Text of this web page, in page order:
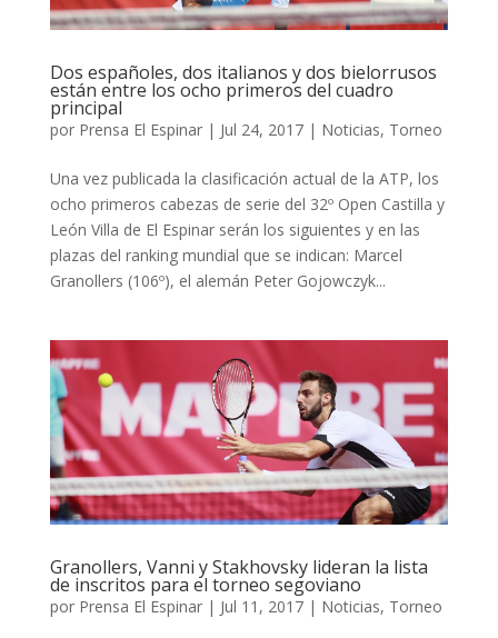
Dos españoles, dos italianos y dos bielorrusos
están entre los ocho primeros del cuadro
principal
por Prensa El Espinar| Jul 24, 2017| Noticias, Torneo
Una vez publicada la clasificación actual de la ATP, los
ocho primeros cabezas de serie del 32º Open Castilla y
León Villa de El Espinar serán los siguientes y en las
plazas del ranking mundial que se indican: Marcel
Granollers (106º), el alemán Peter Gojowczyk...
Granollers, Vanni y Stakhovsky lideran la lista
de inscritos para el torneo segoviano
por Prensa El Espinar| Jul 11, 2017| Noticias, Torneo